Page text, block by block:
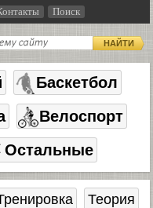
Поиск
НАЙТИ
Баскетбол
Велоспорт
Остальные
Теория